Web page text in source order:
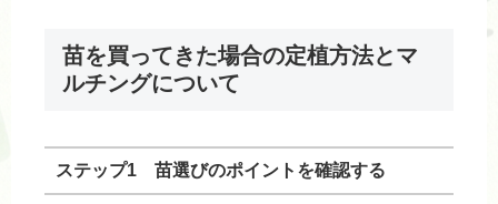
苗を買ってきた場合の定植方法とマ
ルチングについて
ステップ1 苗選びのポイントを確認する